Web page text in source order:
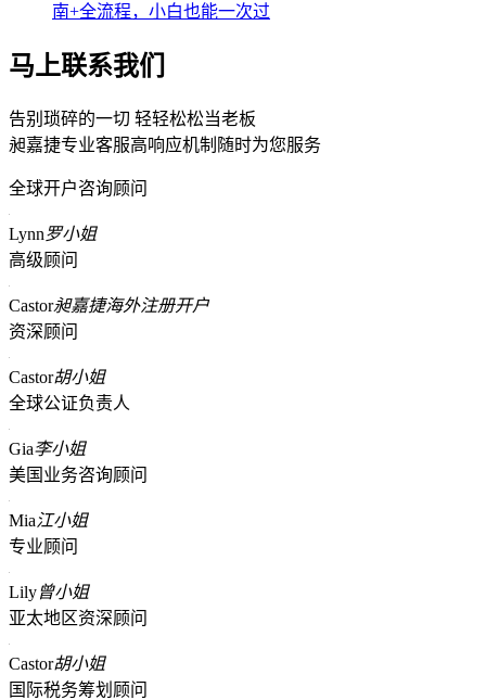
南+全流程，小白也能一次过
马上联系我们
告别琐碎的一切 轻轻松松当老板
昶嘉捷专业客服高响应机制随时为您服务
全球开户咨询顾问
Lynn罗小姐
高级顾问
Castor昶嘉捷海外注册开户
资深顾问
Castor胡小姐
全球公证负责人
Gia李小姐
美国业务咨询顾问
Mia江小姐
专业顾问
Lily曾小姐
亚太地区资深顾问
Castor胡小姐
国际税务筹划顾问